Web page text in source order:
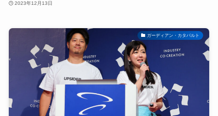
2023年12月13日
ガーディアン・カタパルト